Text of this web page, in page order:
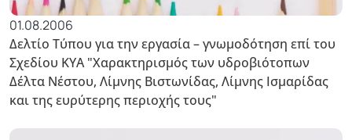
01.08.2006
Δελτίο Τύπου για την εργασία – γνωμοδότηση επί του
Σχεδίου ΚΥΑ "Χαρακτηρισμός των υδροβιότοπων
Δέλτα Νέστου, Λίμνης Βιστωνίδας, Λίμνης Ισμαρίδας
και της ευρύτερης περιοχής τους"